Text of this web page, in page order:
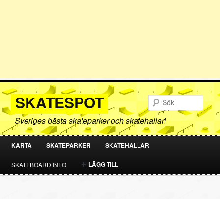
SKATESPOT
Sveriges bästa skateparker och skatehallar!
HOPPA
TILL
HOPPA
TILL
KARTA SKATEPARKER SKATEHALLAR
SKATEBOARD INFO LÄGG TILL